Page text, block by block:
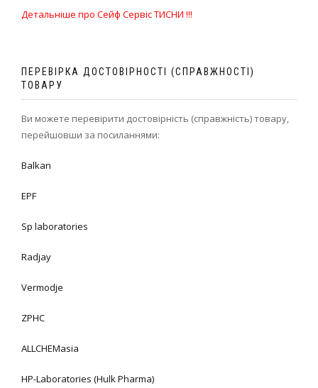
Детальніше про Сейф Сервіс ТИСНИ !!!
ПЕРЕВІРКА ДОСТОВІРНОСТІ (СПРАВЖНОСТІ)
ТОВАРУ
Ви можете перевірити достовірність (справжність) товару,
перейшовши за посиланнями:
Balkan
EPF
Sp laboratories
Radjay
Vermodje
ZPHC
ALLCHEMasia
HP-Laboratories (Hulk Pharma)